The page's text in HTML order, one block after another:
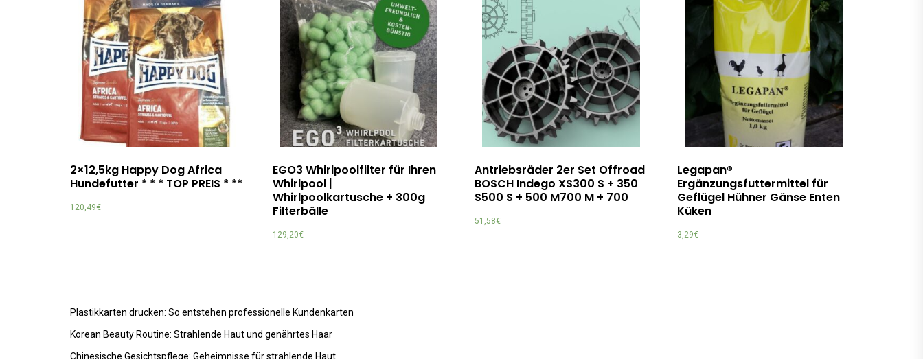
2×12,5kg Happy Dog Africa
Hundefutter * * * TOP PREIS * **
120,49€
EGO3 Whirlpoolfilter für Ihren
Whirlpool |
Whirlpoolkartusche + 300g
Filterbälle
129,20€
Antriebsräder 2er Set Offroad
BOSCH Indego XS300 S + 350
S500 S + 500 M700 M + 700
51,58€
Legapan®
Ergänzungsfuttermittel für
Geflügel Hühner Gänse Enten
Küken
3,29€
Plastikkarten drucken: So entstehen professionelle Kundenkarten
Korean Beauty Routine: Strahlende Haut und genährtes Haar
Chinesische Gesichtspflege: Geheimnisse für strahlende Haut